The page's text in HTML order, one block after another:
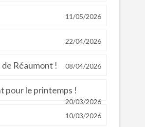
11/05/2026
22/04/2026
Réaumont ! 08/04/2026
pour le printemps !
20/03/2026
10/03/2026